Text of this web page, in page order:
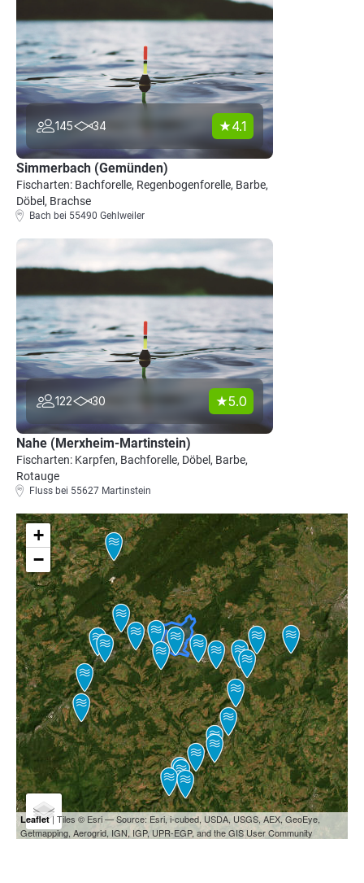
145 34 4.1
Simmerbach (Gemünden)
Fischarten: Bachforelle, Regenbogenforelle, Barbe,
Döbel, Brachse
Bach bei 55490 Gehlweiler
122 30 5.0
Nahe (Merxheim-Martinstein)
Fischarten: Karpfen, Bachforelle, Döbel, Barbe,
Rotauge
Fluss bei 55627 Martinstein
+
−
Leaflet| Tiles © Esri — Source: Esri, i-cubed, USDA, USGS, AEX, GeoEye,
Getmapping, Aerogrid, IGN, IGP, UPR-EGP, and the GIS User Community